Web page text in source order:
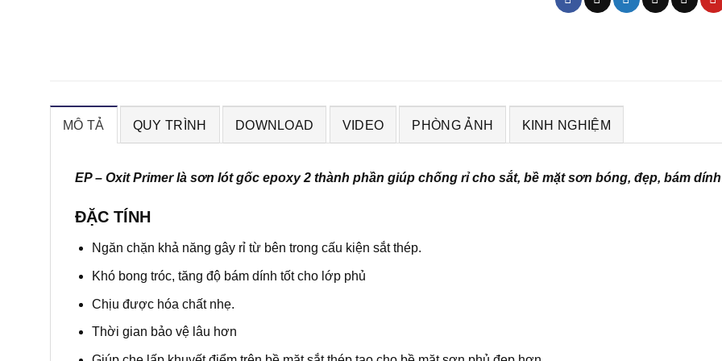
MÔ TẢ QUY TRÌNH DOWNLOAD VIDEO PHÒNG ẢNH KINH NGHIỆM
EP – Oxit Primer là sơn lót gốc epoxy 2 thành phần giúp chống rỉ cho sắt, bề mặt sơn bóng, đẹp, bám
ĐẶC TÍNH
Ngăn chặn khả năng gây rỉ từ bên trong cấu kiện sắt thép.
Khó bong tróc, tăng độ bám dính tốt cho lớp phủ
Chịu được hóa chất nhẹ.
Thời gian bảo vệ lâu hơn